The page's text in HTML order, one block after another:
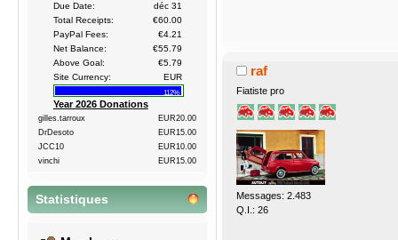
Due Date:
déc 31
Total Receipts:
€60.00
PayPal Fees:
€4.21
Net Balance:
€55.79
Above Goal:
€5.79
Site Currency:
EUR
112%
Year 2026 Donations
gilles.tarroux
EUR20.00
DrDesoto
EUR15.00
JCC10
EUR10.00
vinchi
EUR15.00
Statistiques
raf
Fiatiste pro
Messages: 2.483
Q.I.: 26